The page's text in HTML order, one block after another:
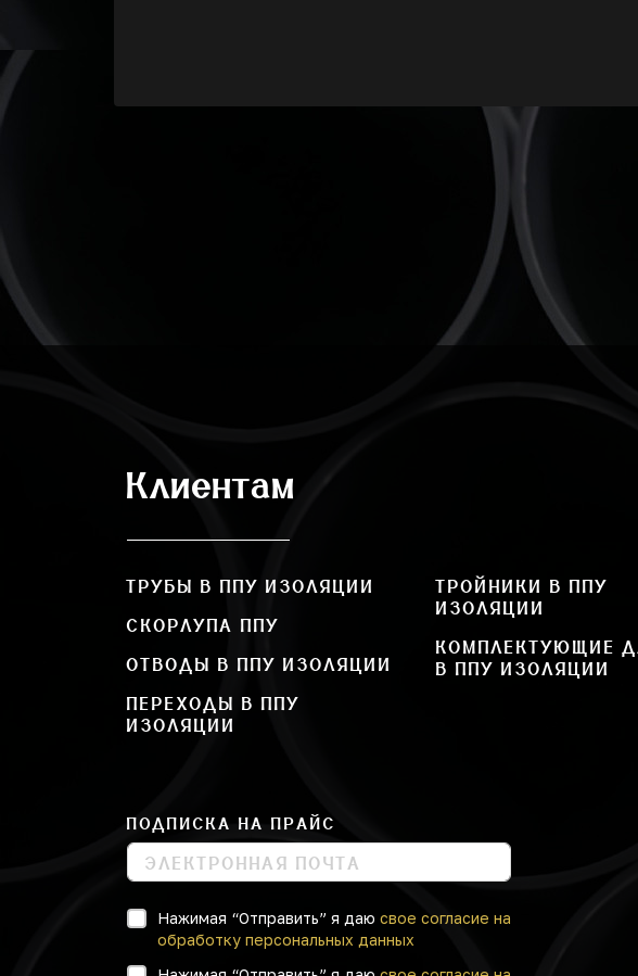
Клиентам
ТРУБЫ В ППУ ИЗОЛЯЦИИ
СКОРЛУПА ППУ
ОТВОДЫ В ППУ ИЗОЛЯЦИИ
ПЕРЕХОДЫ В ППУ
ИЗОЛЯЦИИ
ТРОЙНИКИ В ППУ
ИЗОЛЯЦИИ
КОМПЛЕКТУЮЩИЕ
В ППУ ИЗОЛЯЦИИ
ПОДПИСКА НА ПРАЙС
Нажимая “Отправить” я даю свое согласие на
обработку персональных данных